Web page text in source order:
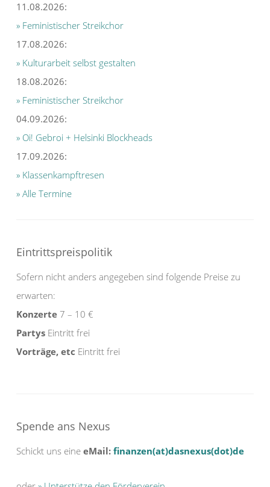
11.08.2026:
» Feministischer Streikchor
17.08.2026:
» Kulturarbeit selbst gestalten
18.08.2026:
» Feministischer Streikchor
04.09.2026:
» Oi! Gebroi + Helsinki Blockheads
17.09.2026:
» Klassenkampftresen
» Alle Termine
Eintrittspreispolitik
Sofern nicht anders angegeben sind folgende Preise zu
erwarten:
Konzerte 7 – 10 €
Partys Eintritt frei
Vorträge, etc Eintritt frei
Spende ans Nexus
Schickt uns eine eMail: finanzen(at)dasnexus(dot)de